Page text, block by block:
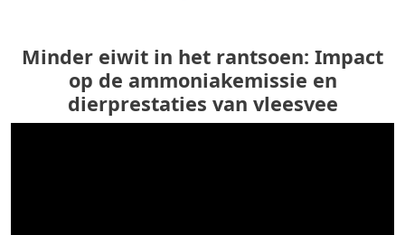
Minder eiwit in het rantsoen: Impact
op de ammoniakemissie en
dierprestaties van vleesvee